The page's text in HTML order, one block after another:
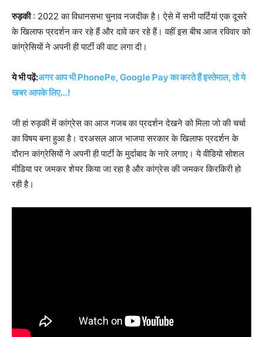
रुड़की: 2022 का विधानसभा चुनाव नजदीक है। ऐसे में सभी पार्टियां एक दूसरे
के खिलाफ प्रदर्शन कर रहे हैं और दावे कर रहे हैं। वहीं इस बीच आज रविवार को
कांग्रेसियों ने अपनी ही पार्टी की वाट लगा दी।
ये भी पढ़ें:अगर आप भी PhonePe, Google Pay का करते हैं इस्तेमाल, तो ये
खबर आपके लिए…!
जी हां रुड़की में कांग्रेस का आज गजब का प्रदर्शन देखने को मिला जो की चर्चा
का विषय बना हुआ है। दरअसल आज भाजपा सरकार के खिलाफ प्रदर्शन के
दौरान कांग्रेसियों ने अपनी ही पार्टी के मुर्दाबाद के नारे लगाए। ये वीडियो सोशल
मीडिया पर जमकर शेयर किया जा रहा है और कांग्रेस की जमकर किरकिरी हो
रही है।